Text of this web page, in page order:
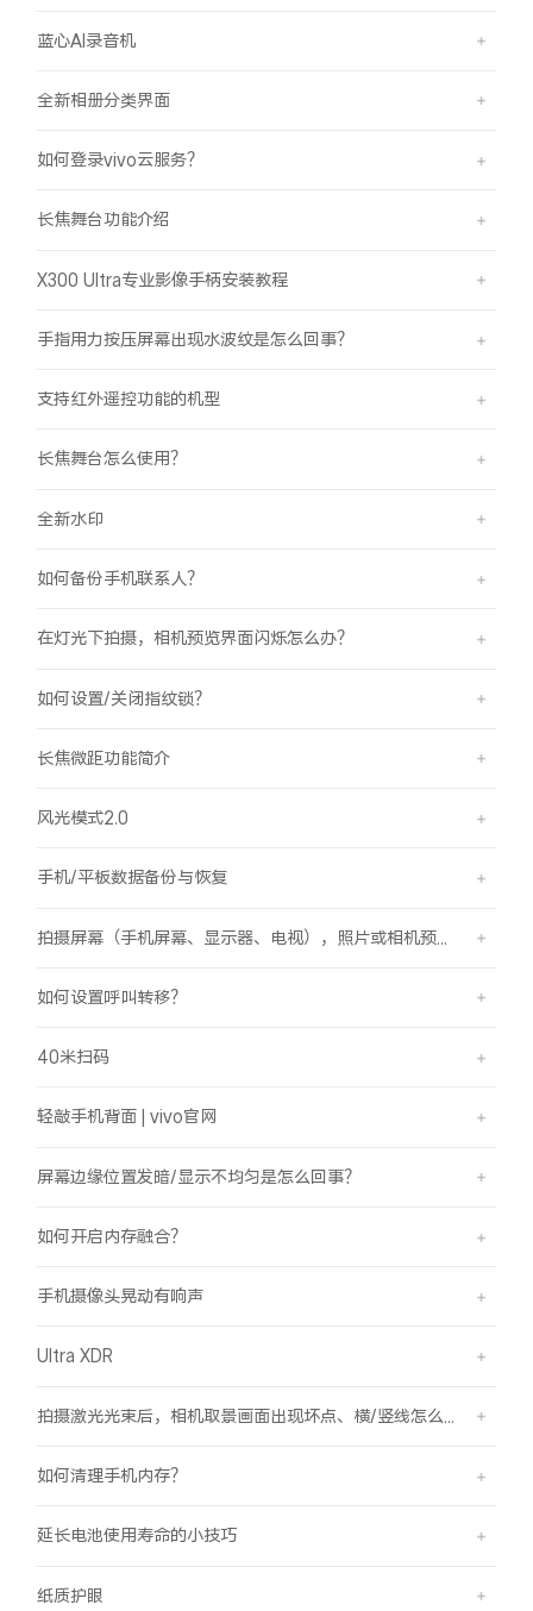
蓝心AI录音机
全新相册分类界面
如何登录vivo云服务？
长焦舞台功能介绍
X300 Ultra专业影像手柄安装教程
手指用力按压屏幕出现水波纹是怎么回事？
支持红外遥控功能的机型
长焦舞台怎么使用？
全新水印
如何备份手机联系人？
在灯光下拍摄，相机预览界面闪烁怎么办？
如何设置/关闭指纹锁？
长焦微距功能简介
风光模式2.0
手机/平板数据备份与恢复
如何设置呼叫转移？
40米扫码
轻敲手机背面 | vivo官网
屏幕边缘位置发暗/显示不均匀是怎么回事？
如何开启内存融合？
手机摄像头晃动有响声
Ultra XDR
如何清理手机内存？
延长电池使用寿命的小技巧
纸质护眼